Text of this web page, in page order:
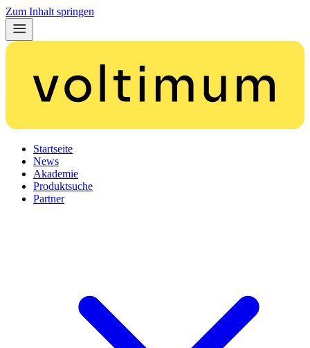
Zum Inhalt springen
Startseite
News
Akademie
Produktsuche
Partner